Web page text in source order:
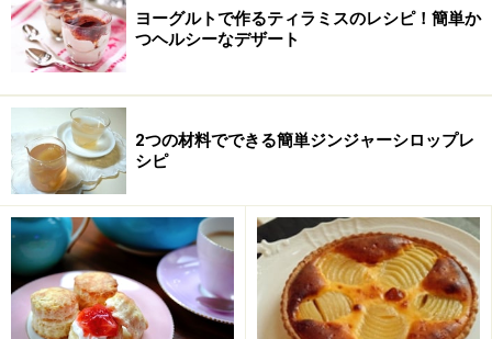
2
ふるった粉類、オレンジピールを混ぜる
薄力粉、ベーキングパウダーを合わせてふるい、刻んだ
オレンジピールと一緒に加え、泡立て器で全体をざっと
混ぜます。
ヨーグルトで作るティラミスのレシピ！簡単か
つヘルシーなデザート
2つの材料でできる簡単ジンジャーシロップレ
シピ